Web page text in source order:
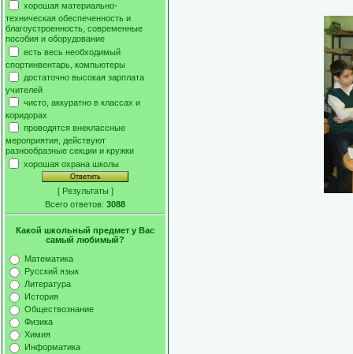
хорошая материально-
техническая обеспеченность и
благоустроенность, современные
пособия и оборудование
есть весь необходимый
спортинвентарь, компьютеры
достаточно высокая зарплата
учителей
чисто, аккуратно в классах и
коридорах
проводятся внеклассные
мероприятия, действуют
разнообразные секции и кружки
хорошая охрана школы
[ Результаты ]
Всего ответов: 3088
Какой школьный предмет у Вас
самый любимый?
Математика
Русский язык
Литература
История
Обществознание
Физика
Химия
Информатика